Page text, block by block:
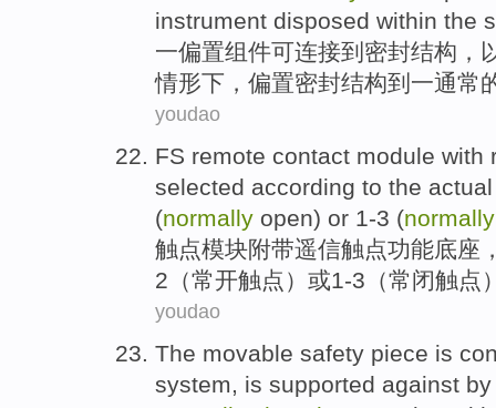
instrument disposed within the
一偏置组件可连接到 密封结构 ，
情形下，偏置密封结构到 一通常
youdao
FS remote contact module with
selected according to the actual
(normally open) or 1-3 (
触点模块附带遥信触点功能底座
2 （常开触点） 或1-3 （常闭触点
youdao
The movable safety piece is
system , is supported against